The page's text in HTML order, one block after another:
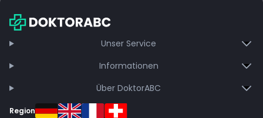
Unser Service
Informationen
Über DoktorABC
Region